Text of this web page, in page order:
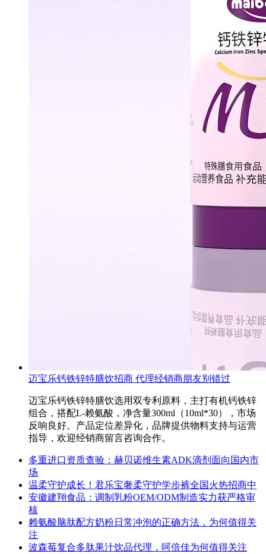
迈宝乐钙铁锌特膳饮招商 代理经销商朋友别错过
迈宝乐钙铁锌特膳饮选用双专利原料，主打有机钙铁锌
组合，搭配L-赖氨酸，净含量300ml（10ml*30），市场
反响良好。产品定位差异化，品牌提供物料支持与运营
指导，欢迎经销商留言咨询合作。
多重进口资质查验：赫贝诺维生素ADK滴剂面向国内市
场
温柔守护成长！君乐宝奢柔守护学步裤全国火热招商中
安徽建翔食品：调制乳粉OEM/ODM制造实力获严格审
核
赖氨酸脑肽配方奶粉日常冲泡的正确方法，为何值得关
注
波森莓复合多肽果汁饮品代理，呵倍佳为何值得关注